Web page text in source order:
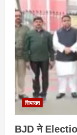
सियासत
BJD ने